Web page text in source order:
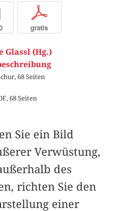
p
gratis
Glassl (Hg.)
68 Seiten
68 Seiten
Sie ein Bild
Verwüstung,
des
richten Sie den
einer